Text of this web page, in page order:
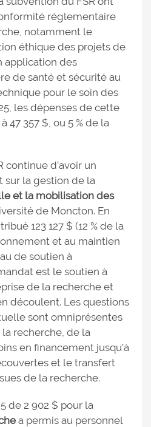
réglementaire
notamment le
éthique des projets de
application des
de santé et sécurité au
pour le soin des
les dépenses de cette
47 357 $, ou 5 % de la
continue d’avoir un
sur la gestion de la
et la mobilisation des
de Moncton. En
123 127 $ (12 % de la
et au maintien
de soutien à
est le soutien à
de la recherche et
découlent. Les questions
sont omniprésentes
recherche, de la
en financement jusqu’à
et le transfert
de la recherche.
de 2 902 $ pour la
a permis au personnel